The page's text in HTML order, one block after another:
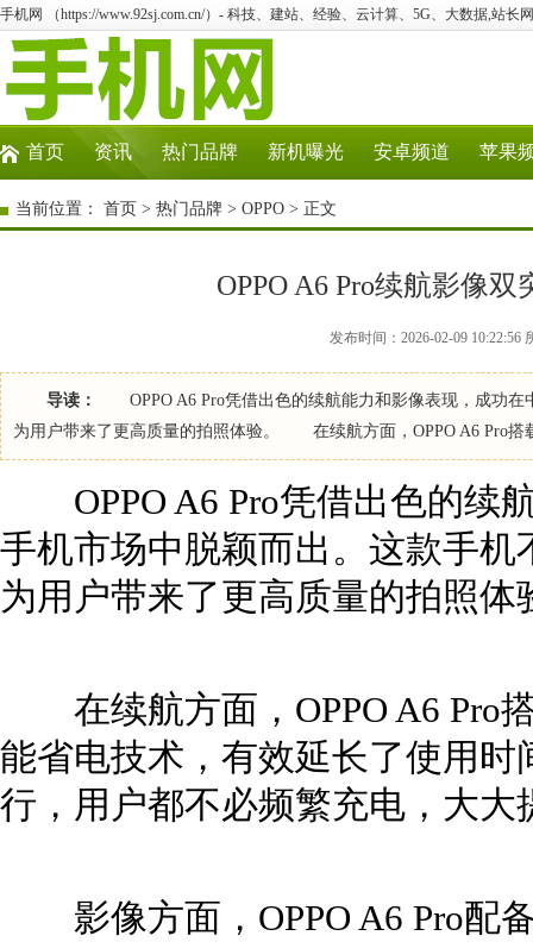
手机网 （https://www.92sj.com.cn/）- 科技、建站、经验、云计算、5G、大数据,站长
首页 资讯 热门品牌 新机曝光 安卓频道 苹果
当前位置： 首页 > 热门品牌 > OPPO > 正文
OPPO A6 Pro续航影像
发布时间：2026-02-09 10:22:56
导读：
OPPO A6 Pro凭借出色的续航能力和影像表现，成功在
为用户带来了更高质量的拍照体验。 在续航方面，OPPO A6 Pro搭
OPPO A6 Pro凭借出色的续
手机市场中脱颖而出。这款手
为用户带来了更高质量的拍照体
在续航方面，OPPO A6 Pro
能省电技术，有效延长了使用
行，用户都不必频繁充电，大大
影像方面，OPPO A6 Pro配